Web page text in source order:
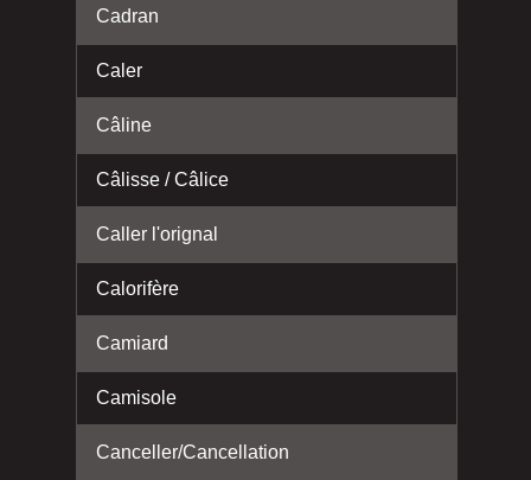
Cadran
Caler
Câline
Câlisse / Câlice
Caller l'orignal
Calorifère
Camiard
Camisole
Canceller/Cancellation